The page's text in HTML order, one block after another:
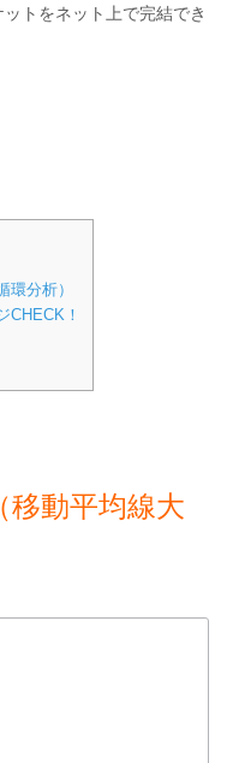
トをネット上で完結でき
分析）
CHECK！
動平均線大